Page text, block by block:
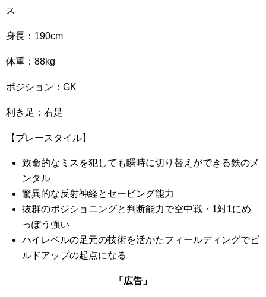
ス
身長：190cm
体重：88kg
ポジション：GK
利き足：右足
【プレースタイル】
致命的なミスを犯しても瞬時に切り替えができる鉄のメ
ンタル
驚異的な反射神経とセービング能力
抜群のポジショニングと判断能力で空中戦・1対1にめ
っぽう強い
ハイレベルの足元の技術を活かたフィールディングでビ
ルドアップの起点になる
「広告」